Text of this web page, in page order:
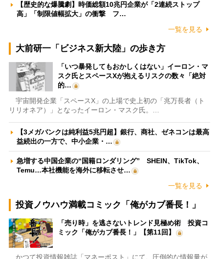
【歴史的な爆騰劇】時価総額10兆円企業が「2連続ストップ
高」「制限値幅拡大」の衝撃 フ…
一覧を見る
大前研一「ビジネス新大陸」の歩き方
「いつ暴発してもおかしくはない」イーロン・マ
スク氏とスペースXが抱えるリスクの数々「絶対
的…
宇宙開発企業「スペースX」の上場で史上初の「兆万長者（ト
リリオネア）」となったイーロン・マスク氏。…
【3メガバンクは純利益5兆円超】銀行、商社、ゼネコンは最高
益続出の一方で、中小企業・…
急増する中国企業の“国籍ロンダリング” SHEIN、TikTok、
Temu…本社機能を海外に移転させ…
一覧を見る
投資ノウハウ満載コミック「俺がカブ番長！」
「売り時」を逃さないトレンド見極め術 投資コ
ミック「俺がカブ番長！」【第11回】
かつて投資情報雑誌「マネーポスト」にて、圧倒的な情報量が